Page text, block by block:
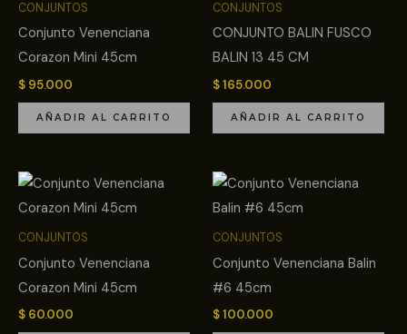
CONJUNTOS
Conjunto Venenciana
Corazon Mini 45cm
$ 95.000
AÑADIR AL CARRITO
CONJUNTOS
CONJUNTO BALIN FUSCO
BALIN 13 45 CM
$165.000
AÑADIR AL CARRITO
CONJUNTOS
Conjunto Venenciana
Corazon Mini 45cm
$ 60.000
CONJUNTOS
Conjunto Venenciana Balin
#6 45cm
$100.000